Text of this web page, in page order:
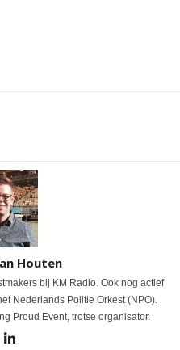
Houten
bij KM Radio. Ook nog actief
Nederlands Politie Orkest (NPO).
Proud Event, trotse organisator.